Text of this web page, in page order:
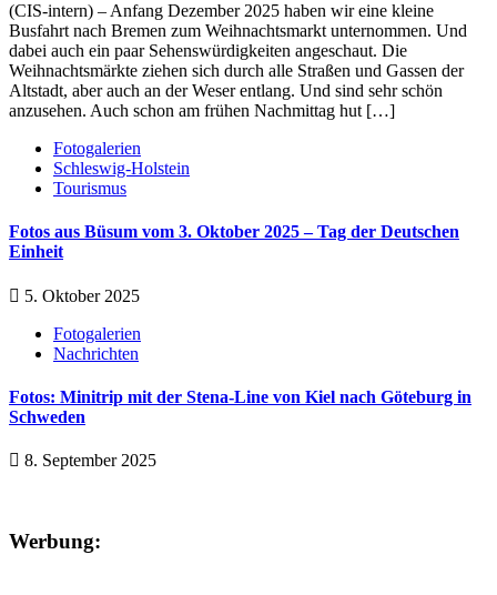
(CIS-intern) – Anfang Dezember 2025 haben wir eine kleine
Busfahrt nach Bremen zum Weihnachtsmarkt unternommen. Und
dabei auch ein paar Sehenswürdigkeiten angeschaut. Die
Weihnachtsmärkte ziehen sich durch alle Straßen und Gassen der
Altstadt, aber auch an der Weser entlang. Und sind sehr schön
anzusehen. Auch schon am frühen Nachmittag hut […]
Fotogalerien
Schleswig-Holstein
Tourismus
Fotos aus Büsum vom 3. Oktober 2025 – Tag der Deutschen
Einheit
5. Oktober 2025
Fotogalerien
Nachrichten
Fotos: Minitrip mit der Stena-Line von Kiel nach Göteburg in
Schweden
8. September 2025
Werbung: